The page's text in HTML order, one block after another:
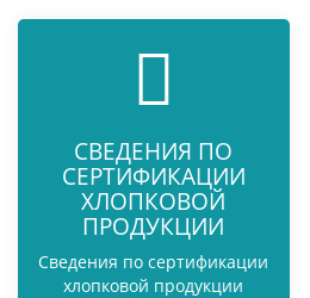
СВЕДЕНИЯ ПО
СЕРТИФИКАЦИИ
ХЛОПКОВОЙ
ПРОДУКЦИИ
Сведения по сертификации
хлопковой продукции